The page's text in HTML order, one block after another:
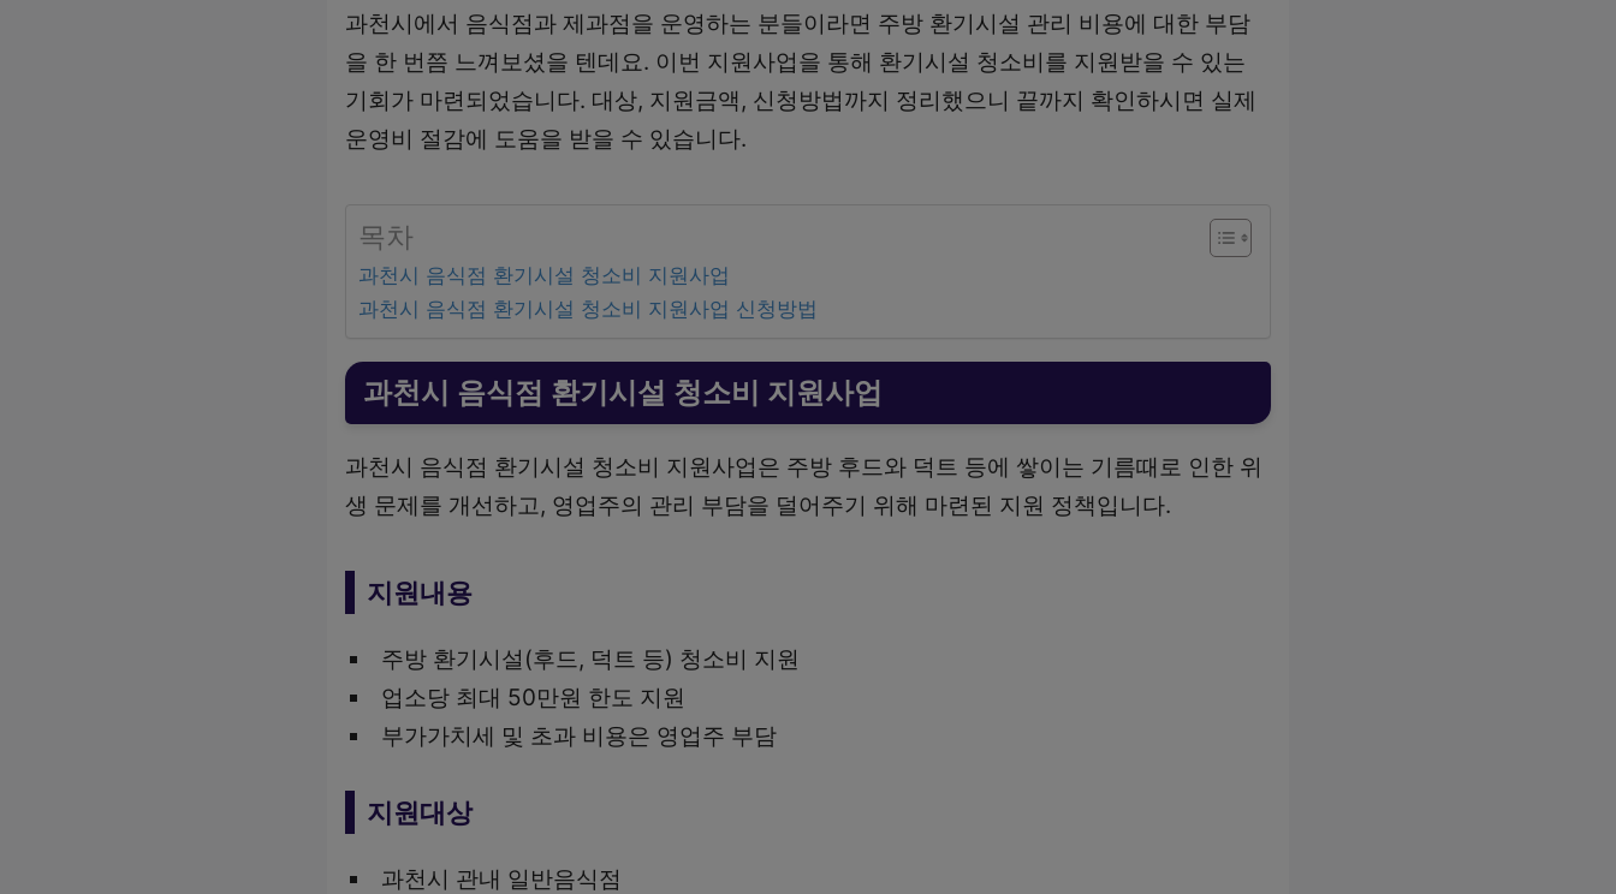
과천시에서 음식점과 제과점을 운영하는 분들이라면 주방 환기시설 관리 비용에 대한 부담
을 한 번쯤 느껴보셨을 텐데요. 이번 지원사업을 통해 환기시설 청소비를 지원받을 수 있는
기회가 마련되었습니다. 대상, 지원금액, 신청방법까지 정리했으니 끝까지 확인하시면 실제
운영비 절감에 도움을 받을 수 있습니다.
목차
과천시 음식점 환기시설 청소비 지원사업
과천시 음식점 환기시설 청소비 지원사업 신청방법
과천시 음식점 환기시설 청소비 지원사업
과천시 음식점 환기시설 청소비 지원사업은 주방 후드와 덕트 등에 쌓이는 기름때로 인한 위
생 문제를 개선하고, 영업주의 관리 부담을 덜어주기 위해 마련된 지원 정책입니다.
지원내용
주방 환기시설(후드, 덕트 등) 청소비 지원
업소당 최대 50만원 한도 지원
부가가치세 및 초과 비용은 영업주 부담
지원대상
과천시 관내 일반음식점